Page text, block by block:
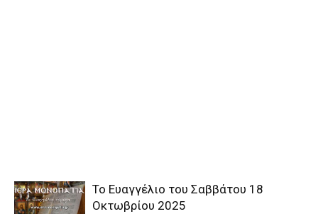
Το Ευαγγέλιο του Σαββάτου 18
Οκτωβρίου 2025